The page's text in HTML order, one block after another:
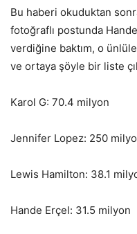
Bu haberi okuduktan
fotoğraflı postunda
verdiğine baktım, o
ve ortaya şöyle bir liste
Karol G: 70.4 milyon
Jennifer Lopez: 250
Lewis Hamilton: 38.1
Hande Erçel: 31.5 milyon